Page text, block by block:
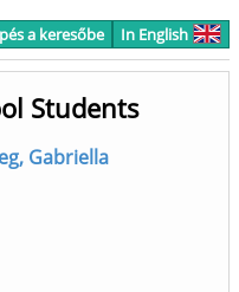
a keresőbe In English
Students
Gabriella